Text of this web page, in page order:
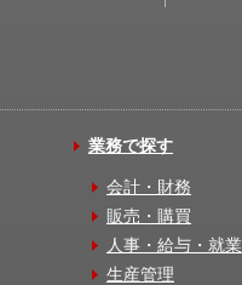
業務で探す
会計・財務
販売・購買
人事・給与・就業
生産管理